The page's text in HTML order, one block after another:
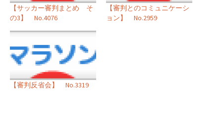
【サッカー審判まとめ そ
の3】 No.4076
【審判とのコミュニケーシ
ョン】 No.2959
【審判反省会】 No.3319